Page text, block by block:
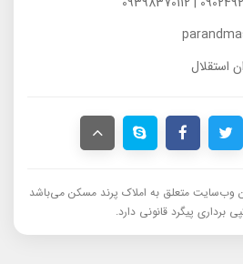
استقلال
وب‌سایت متعلق به املاک پرند مسکن می‌باشد
برداری پیگرد قانونی دارد.